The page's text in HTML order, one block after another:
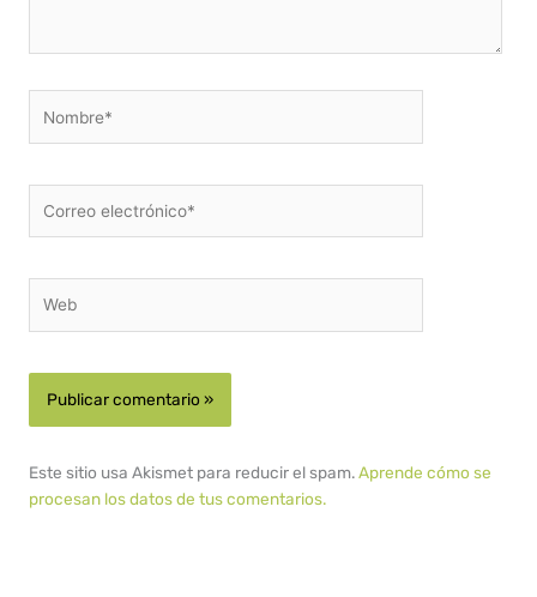
electrónico*
Este sitio usa Akismet para reducir el spam.Aprende cómo se
procesan los datos de tus comentarios.